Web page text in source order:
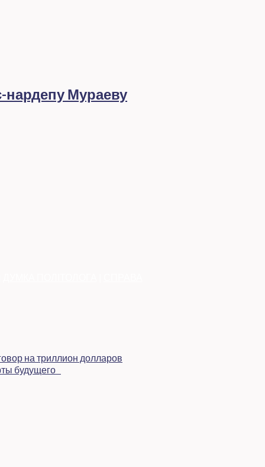
нардепу Мураеву